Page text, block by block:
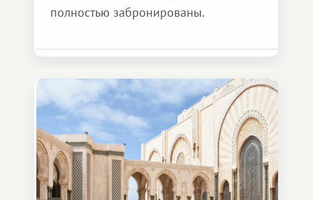
полностью забронированы.